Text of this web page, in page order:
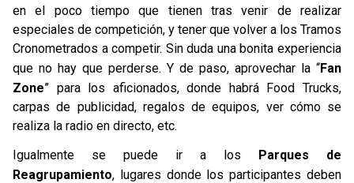
en el poco tiempo que tienen tras venir de realizar
especiales de competición, y tener que volver a los Tramos
Cronometrados a competir. Sin duda una bonita experiencia
que no hay que perderse. Y de paso, aprovechar la “Fan
Zone” para los aficionados, donde habrá Food Trucks,
carpas de publicidad, regalos de equipos, ver cómo se
realiza la radio en directo, etc.
Igualmente se puede ir a los Parques de
Reagrupamiento, lugares donde los participantes deben